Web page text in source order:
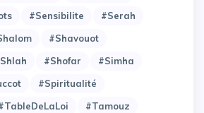
#Sensibilite
#Serah
#Shavouot
#Shofar
#Simha
#Spiritualité
#Tamouz